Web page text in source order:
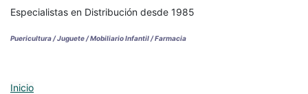
Especialistas en Distribución desde 1985
Puericultura / Juguete / Mobiliario Infantil / Farmacia
Inicio